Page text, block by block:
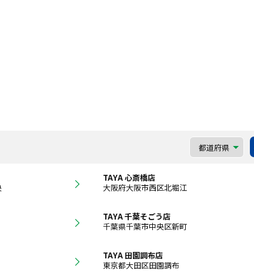
TAYA 心斎橋店
大阪府大阪市西区北堀江
TAYA 千葉そごう店
千葉県千葉市中央区新町
TAYA 田園調布店
東京都大田区田園調布